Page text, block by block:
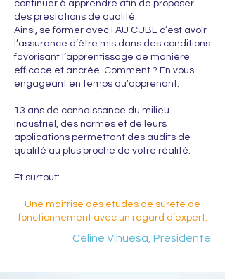
continuer à apprendre afin de proposer
des prestations de qualité.
Ainsi, se former avec I AU CUBE c’est avoir
l’assurance d’être mis dans des conditions
favorisant l’apprentissage de manière
efficace et ancrée. Comment ? En vous
engageant en temps qu’apprenant.
13 ans de connaissance du milieu
industriel, des normes et de leurs
applications permettant des audits de
qualité au plus proche de votre réalité.
Et surtout:
Une maitrise des études de sûreté de
fonctionnement avec un regard d’expert.
Céline Vinuesa, Presidente